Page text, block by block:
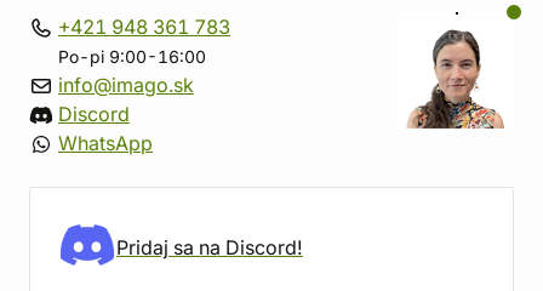
+421 948 361 783
Po-pi 9:00-16:00
info@imago.sk
Discord
WhatsApp
Pridaj sa na Discord!